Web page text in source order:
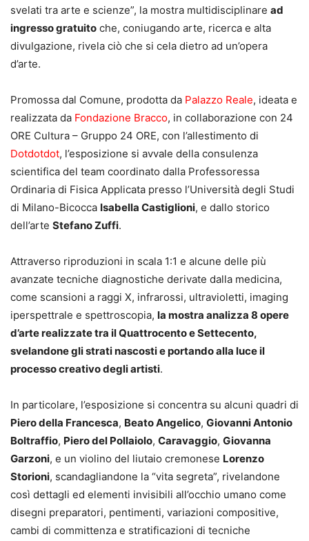
svelati tra arte e scienze”, la mostra multidisciplinare ad
ingresso gratuito che, coniugando arte, ricerca e alta
divulgazione, rivela ciò che si cela dietro ad un’opera
d’arte.
Promossa dal Comune, prodotta da Palazzo Reale, ideata e
realizzata da Fondazione Bracco, in collaborazione con 24
ORE Cultura – Gruppo 24 ORE, con l’allestimento di
Dotdotdot, l’esposizione si avvale della consulenza
scientifica del team coordinato dalla Professoressa
Ordinaria di Fisica Applicata presso l’Università degli Studi
di Milano-Bicocca Isabella Castiglioni, e dallo storico
dell’arte Stefano Zuffi.
Attraverso riproduzioni in scala 1:1 e alcune delle più
avanzate tecniche diagnostiche derivate dalla medicina,
come scansioni a raggi X, infrarossi, ultravioletti, imaging
iperspettrale e spettroscopia, la mostra analizza 8 opere
d’arte realizzate tra il Quattrocento e Settecento,
svelandone gli strati nascosti e portando alla luce il
processo creativo degli artisti.
In particolare, l’esposizione si concentra su alcuni quadri di
Piero della Francesca, Beato Angelico, Giovanni Antonio
Boltraffio, Piero del Pollaiolo, Caravaggio, Giovanna
Garzoni, e un violino del liutaio cremonese Lorenzo
Storioni, scandagliandone la “vita segreta”, rivelandone
così dettagli ed elementi invisibili all’occhio umano come
disegni preparatori, pentimenti, variazioni compositive,
cambi di committenza e stratificazioni di tecniche